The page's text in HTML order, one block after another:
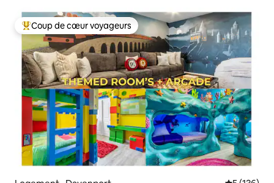
Coup de cœur voyageurs parmi les plus aimés
Coup de cœur voyageurs